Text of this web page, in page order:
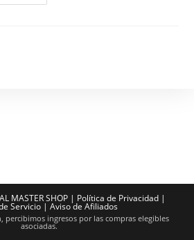
MASTER SHOP | Política de Privacidad |
Servicio | Aviso de Afiliados
percibimos ingresos por las compras elegibles
asociadas.